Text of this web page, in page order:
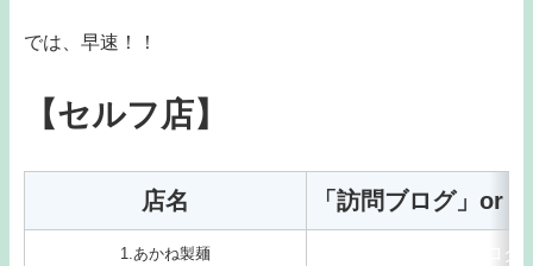
では、早速！！
【セルフ店】
店名 「訪問ブログ」or
1.あかね製麺 食べログ